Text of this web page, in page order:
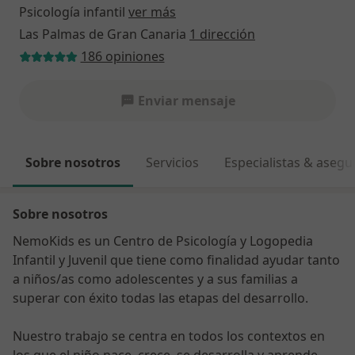
Psicología infantil ver más
Las Palmas de Gran Canaria 1 dirección
186 opiniones
Enviar mensaje
Sobre nosotros Servicios Especialistas &
Sobre nosotros
NemoKids es un Centro de Psicología y Logopedia
Infantil y Juvenil que tiene como finalidad ayudar tanto
a niños/as como adolescentes y a sus familias a
superar con éxito todas las etapas del desarrollo.
Nuestro trabajo se centra en todos los contextos en